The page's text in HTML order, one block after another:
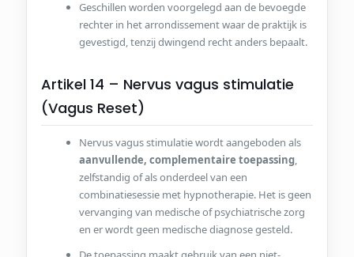
Geschillen worden voorgelegd aan de bevoegde
rechter in het arrondissement waar de praktijk is
gevestigd, tenzij dwingend recht anders bepaalt.
Artikel 14 – Nervus vagus stimulatie
(Vagus Reset)
Nervus vagus stimulatie wordt aangeboden als
aanvullende, complementaire toepassing,
zelfstandig of als onderdeel van een
combinatiesessie met hypnotherapie. Het is geen
vervanging van medische of psychiatrische zorg
en er wordt geen medische diagnose gesteld.